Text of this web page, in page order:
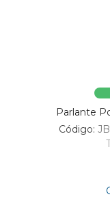
Parlante
Código: